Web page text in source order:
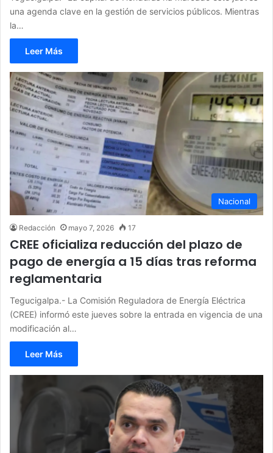
una agenda clave en la gestión de servicios públicos. Mientras
la…
Leer Más
Nacional
Redacción mayo 7, 2026 17
CREE oficializa reducción del plazo de
pago de energía a 15 días tras reforma
reglamentaria
Tegucigalpa.- La Comisión Reguladora de Energía Eléctrica
(CREE) informó este jueves sobre la entrada en vigencia de una
modificación al…
Leer Más